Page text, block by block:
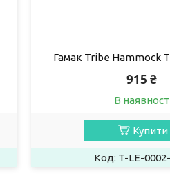
Гамак Tribe Hammock
915 ₴
В
Купити
T-LE-